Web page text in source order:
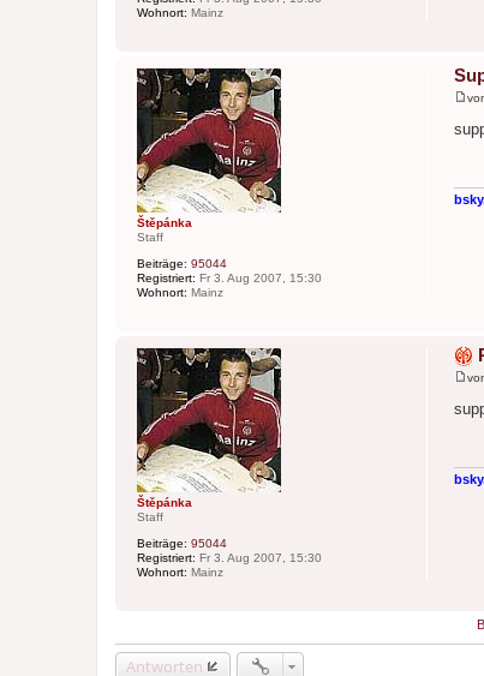
Wohnort: Mainz
Štěpánka
Staff
Beiträge: 95044
Registriert: Fr 3. Aug 2007, 15:30
Wohnort: Mainz
i
g
Štěpánka
Staff
Beiträge: 95044
Registriert: Fr 3. Aug 2007, 15:30
Wohnort: Mainz
i
g
Antworten